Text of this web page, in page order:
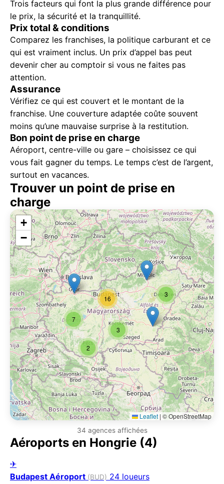
Trois facteurs qui font la plus grande différence pour
le prix, la sécurité et la tranquillité.
Prix total & conditions
Comparez les franchises, la politique carburant et ce
qui est vraiment inclus. Un prix d’appel bas peut
devenir cher au comptoir si vous ne faites pas
attention.
Assurance
Vérifiez ce qui est couvert et le montant de la
franchise. Une couverture adaptée coûte souvent
moins qu’une mauvaise surprise à la restitution.
Bon point de prise en charge
Aéroport, centre-ville ou gare – choisissez ce qui
vous fait gagner du temps. Le temps c’est de l’argent,
surtout en vacances.
Trouver un point de prise en
charge
3
3
2
16
7
+
−
Leaflet | © OpenStreetMap
34 agences affichées
Aéroports en Hongrie (4)
✈
Budapest Aéroport (BUD) 24 loueurs